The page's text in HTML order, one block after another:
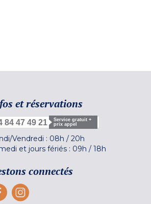
et réservations
84 47 49 21
Service gratuit +
prix appel
Vendredi : 08h / 20h
et jours fériés : 09h / 18h
connectés